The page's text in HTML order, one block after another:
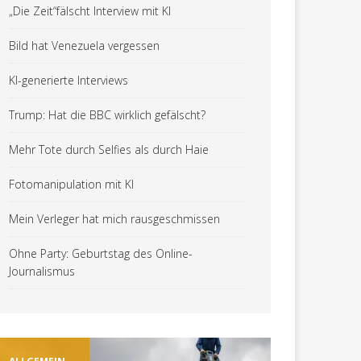
„Die Zeit“fälscht Interview mit KI
Bild hat Venezuela vergessen
KI-generierte Interviews
Trump: Hat die BBC wirklich gefälscht?
Mehr Tote durch Selfies als durch Haie
Fotomanipulation mit KI
Mein Verleger hat mich rausgeschmissen
Ohne Party: Geburtstag des Online-
Journalismus